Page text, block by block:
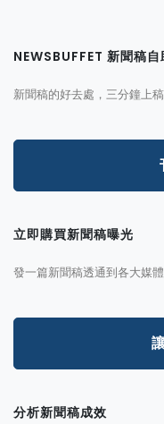
NEWSBUFFET 新聞稿
新聞稿的好去處，三分鐘上
立即購買新聞稿曝光
發一篇新聞稿透通到各大媒
分析新聞稿成效